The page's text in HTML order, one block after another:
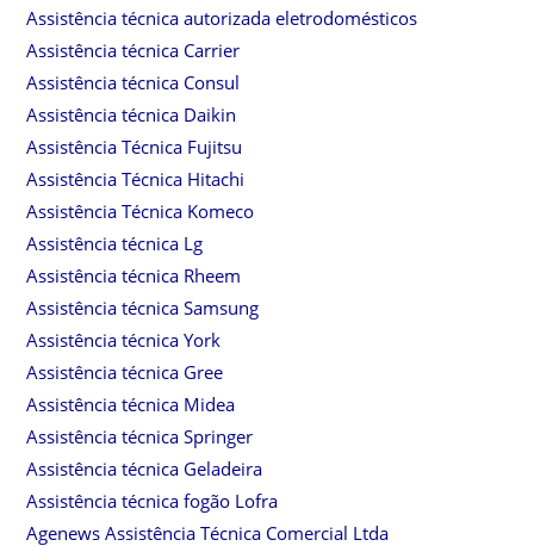
Assistência técnica autorizada eletrodomésticos
Assistência técnica Carrier
Assistência técnica Consul
Assistência técnica Daikin
Assistência Técnica Fujitsu
Assistência Técnica Hitachi
Assistência Técnica Komeco
Assistência técnica Lg
Assistência técnica Rheem
Assistência técnica Samsung
Assistência técnica York
Assistência técnica Gree
Assistência técnica Midea
Assistência técnica Springer
Assistência técnica Geladeira
Assistência técnica fogão Lofra
Agenews Assistência Técnica Comercial Ltda